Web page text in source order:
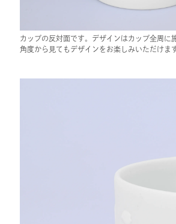
カップの反対面です。デザインはカップ全周に
角度から見てもデザインをお楽しみいただけます